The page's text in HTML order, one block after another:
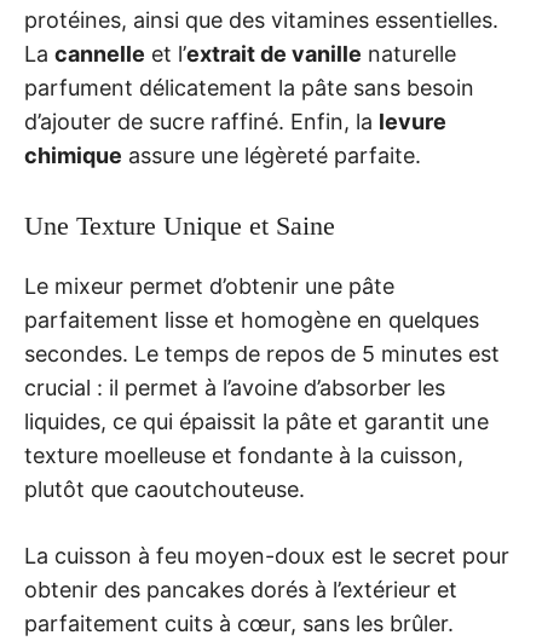
protéines, ainsi que des vitamines essentielles.
La cannelle et l’extrait de vanille naturelle
parfument délicatement la pâte sans besoin
d’ajouter de sucre raffiné. Enfin, la levure
chimique assure une légèreté parfaite.
Une Texture Unique et Saine
Le mixeur permet d’obtenir une pâte
parfaitement lisse et homogène en quelques
secondes. Le temps de repos de 5 minutes est
crucial : il permet à l’avoine d’absorber les
liquides, ce qui épaissit la pâte et garantit une
texture moelleuse et fondante à la cuisson,
plutôt que caoutchouteuse.
La cuisson à feu moyen-doux est le secret pour
obtenir des pancakes dorés à l’extérieur et
parfaitement cuits à cœur, sans les brûler.